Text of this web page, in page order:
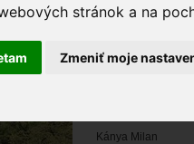
stránok a na
Zmeniť moje
KÓD TML
Kánya Milan